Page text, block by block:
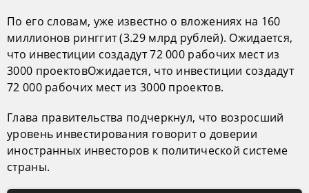
По его словам, уже известно о вложениях на 160
миллионов ринггит (3.29 млрд рублей). Ожидается,
что инвестиции создадут 72 000 рабочих мест из
3000 проектовОжидается, что инвестиции создадут
72 000 рабочих мест из 3000 проектов.
Глава правительства подчеркнул, что возросший
уровень инвестирования говорит о доверии
иностранных инвесторов к политической системе
страны.